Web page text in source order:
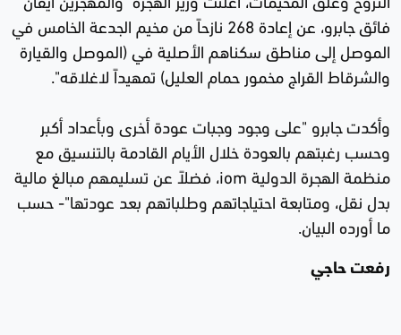
فائق جابرو، عن إعادة 268 نازحاً من مخيم الجدعة الخامس في
الموصل إلى مناطق سكناهم الأصلية في (الموصل والقيارة
والشرقاط القراج مخمور حمام العليل) تمهيداً لاغلاقه".
وأكدت جابرو "على وجود وجبات عودة أخرى وبأعداد أكبر
وحسب رغبتهم بالعودة خلال الأيام القادمة بالتنسيق مع
منظمة الهجرة الدولية iom، فضلاً عن تسليمهم مبالغ مالية
بدل نقل، ومتابعة احتياجاتهم وطلباتهم بعد عودتها"- حسب
ما أورده البيان.
رفعت حاجي